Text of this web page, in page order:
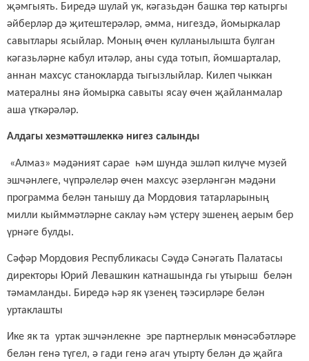
җәмгыять. Биредә шулай ук, кәгазьдән башка төр катыргы
әйберләр дә җитештерәләр, әмма, нигездә, йомыркалар
савытлары ясыйлар. Моның өчен кулланылышта булган
кәгазьләрне кабул итәләр, аны суда тотып, йомшарталар,
аннан махсус станокларда тыгызлыйлар. Килеп чыккан
матералны янә йомырка савыты ясау өчен җайланмалар
аша үткәрәләр.
Алдагы хезмәттәшлеккә нигез салынды
«Алмаз» мәдәният сарае һәм шунда эшләп килүче музей
эшчәнлеге, чүпрәлеләр өчен махсус әзерләнгән мәдәни
программа белән танышу да Мордовия татарларының
милли кыйммәтләрне саклау һәм үстерү эшенең аерым бер
үрнәге булды.
Сәфәр Мордовия Республикасы Сәүдә Сәнәгать Палатасы
директоры Юрий Левашкин катнашында гы утырыш белән
тәмамланды. Биредә һәр як үзенең тәэсирләре белән
уртаклашты
Ике як та уртак эшчәнлекне эре партнерлык мөнәсәбәтләре
белән генә түгел, ә гади генә агач утырту белән дә җайга